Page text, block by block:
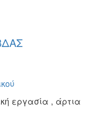
εργασία , άρτια